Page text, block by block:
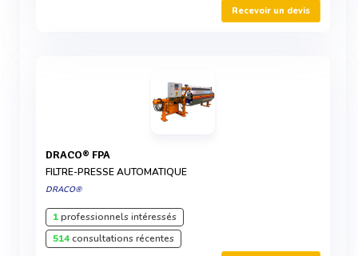
Recevoir un devis
DRACO® FPA
FILTRE-PRESSE AUTOMATIQUE
DRACO®
1professionnels intéressés
514consultations récentes